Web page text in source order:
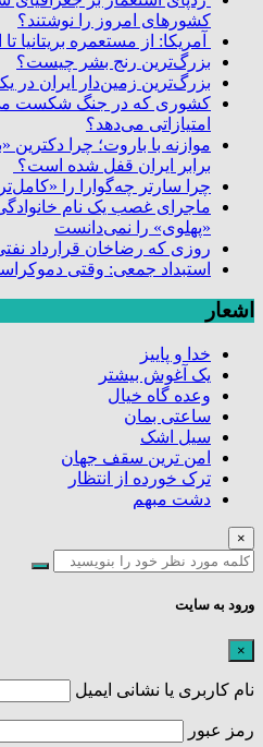
کشورهای امروز را نوشتند؟
آمریکا: از مستعمره بریتانیا
بزرگ‌ترین رنج بشر چیست؟
بزرگ‌ترین زمین‌دار ایران
کشوری که در جنگ شکست
امتیازاتی می‌دهد؟
موازنه با باروت؛ چرا دکترین
برابر ایران قفل شده است؟
چرا سارتر چه‌گوارا را
ماجرای غصب یک نام
«پهلوی» را نمی‌دانست
روزی که رضاخان قرارداد
استبداد جمعی: وقتی
اشعار
خدا و پاییز
یک آغوش بیشتر
وعده گاه خیال
ساعتی بمان
سیل اشک
امن ترین سقف جهان
ترک خورده از انتظار
دشت مبهم
×
ورود به سایت
×
نام کاربری یا نشانی ایمیل
رمز عبور